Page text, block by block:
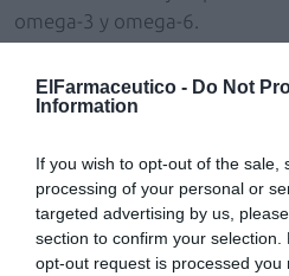
ElFarmaceutico - Do Not
Information
If you wish to opt-out of the sale,
processing of your personal or
targeted advertising by us,
section to confirm your
opt-out request is processed you
omega-3 y omega-6.
– Vitamina C: contribuye a la
frente al daño oxidativo.
Se presenta en un envase con
Recomendado es 23,45 euros.